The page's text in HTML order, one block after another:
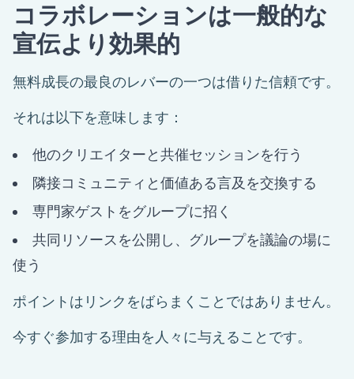
コラボレーションは一般的な
宣伝より効果的
無料成長の最良のレバーの一つは借りた信頼です。
それは以下を意味します：
他のクリエイターと共催セッションを行う
隣接コミュニティと価値ある言及を交換する
専門家ゲストをグループに招く
共同リソースを公開し、グループを議論の場に
使う
ポイントはリンクをばらまくことではありません。
今すぐ参加する理由を人々に与えることです。